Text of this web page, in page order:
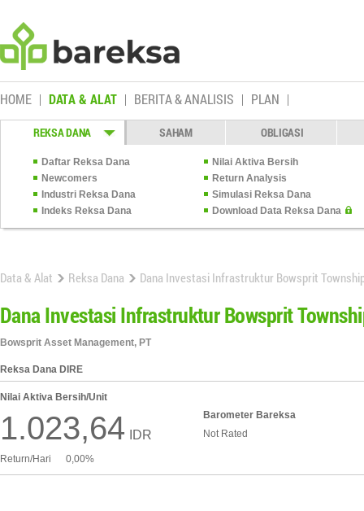
HOME DATA & ALAT BERITA & ANALISIS PLAN
REKSA DANA SAHAM OBLIGASI
Daftar Reksa Dana
Nilai Aktiva Bersih
Newcomers
Return Analysis
Industri Reksa Dana
Simulasi Reksa Dana
Indeks Reksa Dana
Download Data Reksa Dana
Data & Alat Reksa Dana Dana Investasi Infrastruktur Bowsprit
Dana Investasi Infrastruktur Bowsprit
Bowsprit Asset Management, PT
Reksa Dana DIRE
Nilai Aktiva Bersih/Unit
1.023,64 IDR
Barometer Bareksa
Not Rated
Return/Hari 0,00%